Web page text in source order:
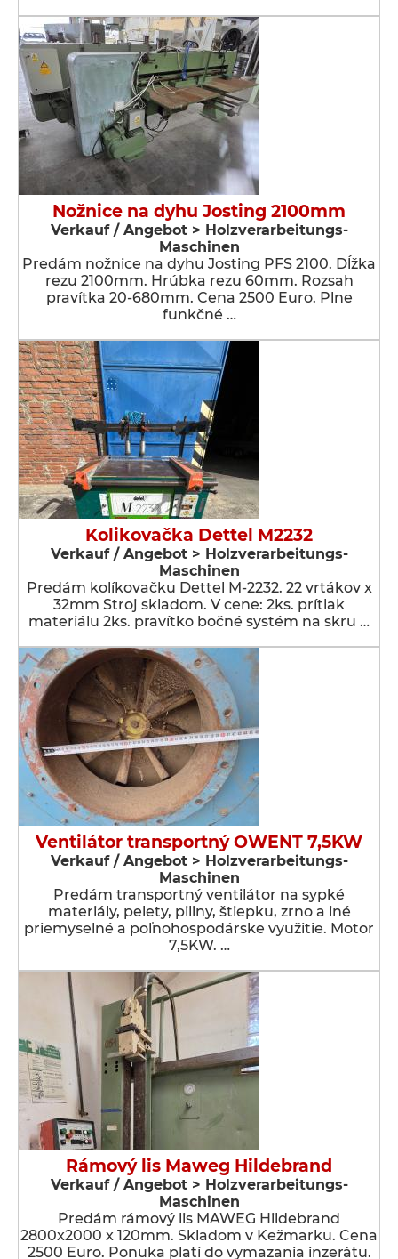
Nožnice na dyhu Josting 2100mm
Verkauf / Angebot > Holzverarbeitungs-
Maschinen
Predám nožnice na dyhu Josting PFS 2100. Dĺžka
rezu 2100mm. Hrúbka rezu 60mm. Rozsah
pravítka 20-680mm. Cena 2500 Euro. Plne
funkčné …
Kolikovačka Dettel M2232
Verkauf / Angebot > Holzverarbeitungs-
Maschinen
Predám kolíkovačku Dettel M-2232. 22 vrtákov x
32mm Stroj skladom. V cene: 2ks. prítlak
materiálu 2ks. pravítko bočné systém na skru …
Ventilátor transportný OWENT 7,5KW
Verkauf / Angebot > Holzverarbeitungs-
Maschinen
Predám transportný ventilátor na sypké
materiály, pelety, piliny, štiepku, zrno a iné
priemyselné a poľnohospodárske využitie. Motor
7,5KW. …
Rámový lis Maweg Hildebrand
Verkauf / Angebot > Holzverarbeitungs-
Maschinen
Predám rámový lis MAWEG Hildebrand
2800x2000 x 120mm. Skladom v Kežmarku. Cena
2500 Euro. Ponuka platí do vymazania inzerátu.